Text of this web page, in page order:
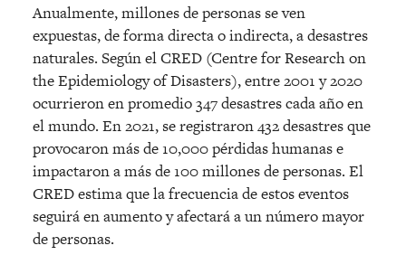
Anualmente, millones de personas se ven
expuestas, de forma directa o indirecta, a desastres
naturales. Según el CRED (Centre for Research on
the Epidemiology of Disasters), entre 2001 y 2020
ocurrieron en promedio 347 desastres cada año en
el mundo. En 2021, se registraron 432 desastres que
provocaron más de 10,000 pérdidas humanas e
impactaron a más de 100 millones de personas. El
CRED estima que la frecuencia de estos eventos
seguirá en aumento y afectará a un número mayor
de personas.